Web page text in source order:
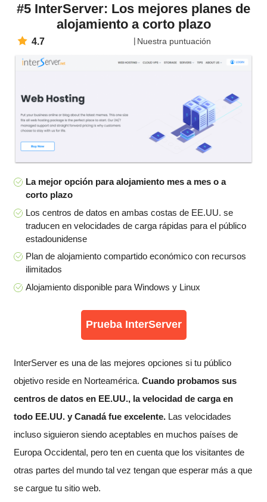
#5 InterServer: Los mejores planes de
alojamiento a corto plazo
4.7 Nuestra puntuación
La mejor opción para alojamiento mes a mes o a
corto plazo
Los centros de datos en ambas costas de EE.UU. se
traducen en velocidades de carga rápidas para el público
estadounidense
Plan de alojamiento compartido económico con recursos
ilimitados
Alojamiento disponible para Windows y Linux
Prueba InterServer
InterServer es una de las mejores opciones si tu público
objetivo reside en Norteamérica. Cuando probamos sus
centros de datos en EE.UU., la velocidad de carga en
todo EE.UU. y Canadá fue excelente. Las velocidades
incluso siguieron siendo aceptables en muchos países de
Europa Occidental, pero ten en cuenta que los visitantes de
otras partes del mundo tal vez tengan que esperar más a que
se cargue tu sitio web.